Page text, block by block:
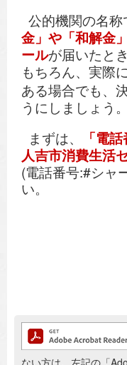
公的機関の名
金」や「和解金」
ールが届いたと
もちろん、実際
ある場合でも、
うにしましょう。
まずは、
「電
人吉市消費生活
(電話番号:#シャ
い。
追加情報：PDFファ